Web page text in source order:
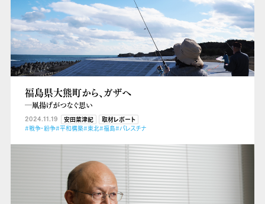
福島県大熊町から、ガザへ
―凧揚げがつなぐ思い
2024.11.19 安田菜津紀
取材レポート
#戦争・紛争#平和構築#東北#福島#パレスチナ